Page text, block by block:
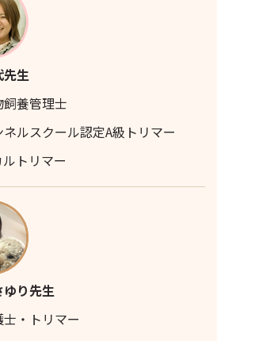
先生
養管理士
ルスクール認定A級トリマー
トリマー
ゆり先生
・トリマー